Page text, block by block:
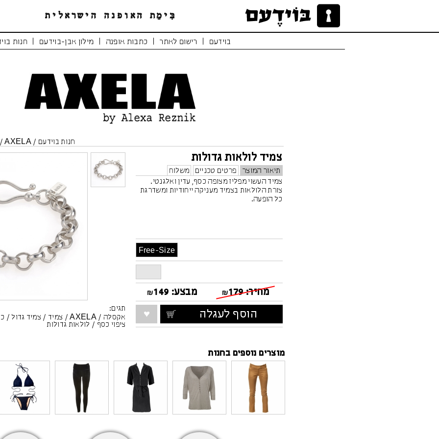
בוידעם רישום לאתר כתבות אופנה מילון אבן-בוידעם חנות
חנות בוידעם /
AXELA
צמיד לולאות גדולות
תיאור המוצר פרטים טכניים
משלוח
צמיד העשוי מפליז מצופה כסף, עדין ואלגנטי.
צורת הלולאות בצמיד מעניקה ייחודיות ומשדרגת
כל הופעה.
Free-Size
מחיר: ₪179 מבצע: ₪149
הוסף לעגלה
תגים:
אקסלה /
AXELA
/ צמיד / צמיד גדול /
ציפוי כסף / לולאות גדולות
מוצרים נוספים בחנות